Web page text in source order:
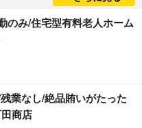
のみ/住宅型有料老人ホーム
業なし/絶品賄いがたった
商店